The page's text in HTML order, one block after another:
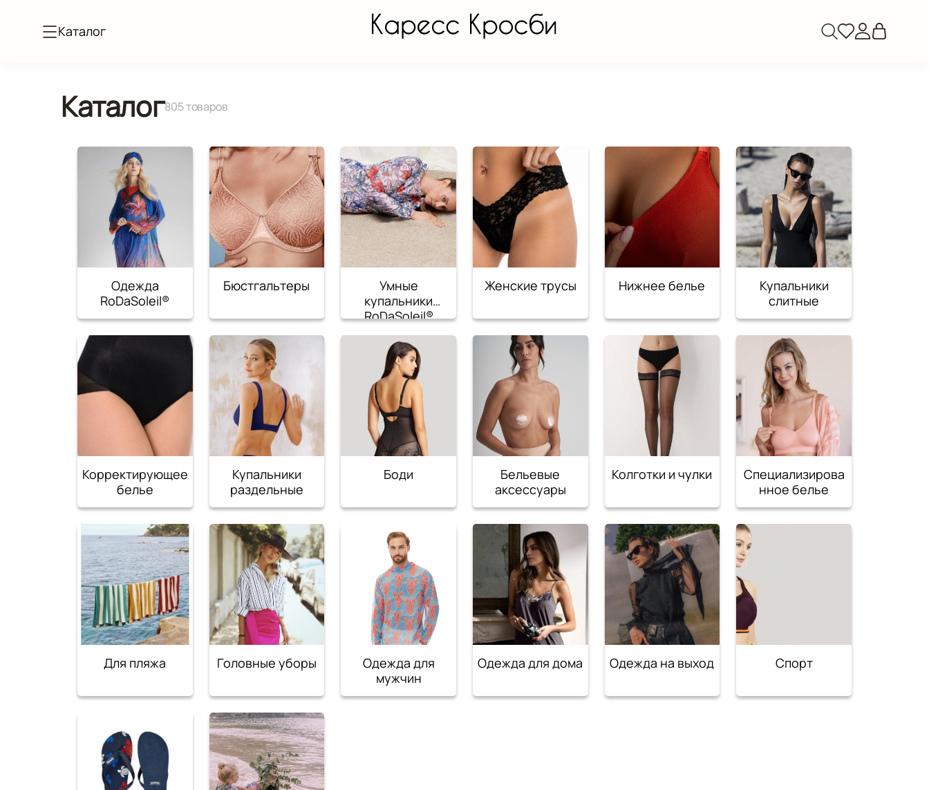
Каталог
Каталог805 товаров
Одежда
RoDaSoleil®️
Бюстгальтеры
Умные
купальники
RoDaSoleil®️
Женские трусы Нижнее белье
Купальники
слитные
Корректирующее
белье
Купальники
раздельные
Боди
Бельевые
аксессуары
Колготки и чулки
Специализирова
нное белье
Для пляжа Головные уборы
Одежда для
мужчин
Одежда для дома Одежда на выход Спорт